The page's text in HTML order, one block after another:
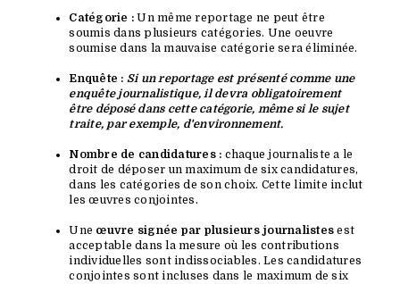
Catégorie : Un même reportage ne peut être
soumis dans plusieurs catégories. Une oeuvre
soumise dans la mauvaise catégorie sera éliminée.
Enquête : Si un reportage est présenté comme une
enquête journalistique, il devra obligatoirement
être déposé dans cette catégorie, même si le sujet
traite, par exemple, d'environnement.
Nombre de candidatures : chaque journaliste a le
droit de déposer un maximum de six candidatures,
dans les catégories de son choix. Cette limite inclut
les œuvres conjointes.
Une œuvre signée par plusieurs journalistes est
acceptable dans la mesure où les contributions
individuelles sont indissociables. Les candidatures
conjointes sont incluses dans le maximum de six